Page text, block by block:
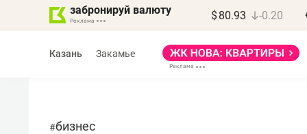
забронируй валюту $ 80.93 -0.20
Казань Закамье
#бизнес